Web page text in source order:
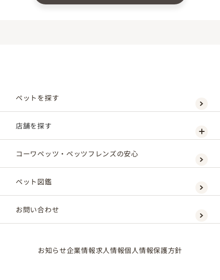
ペットを探す
店舗を探す
コーワペッツ・ペッツフレンズの安心
ペット図鑑
お問い合わせ
お知らせ企業情報求人情報個人情報保護方針